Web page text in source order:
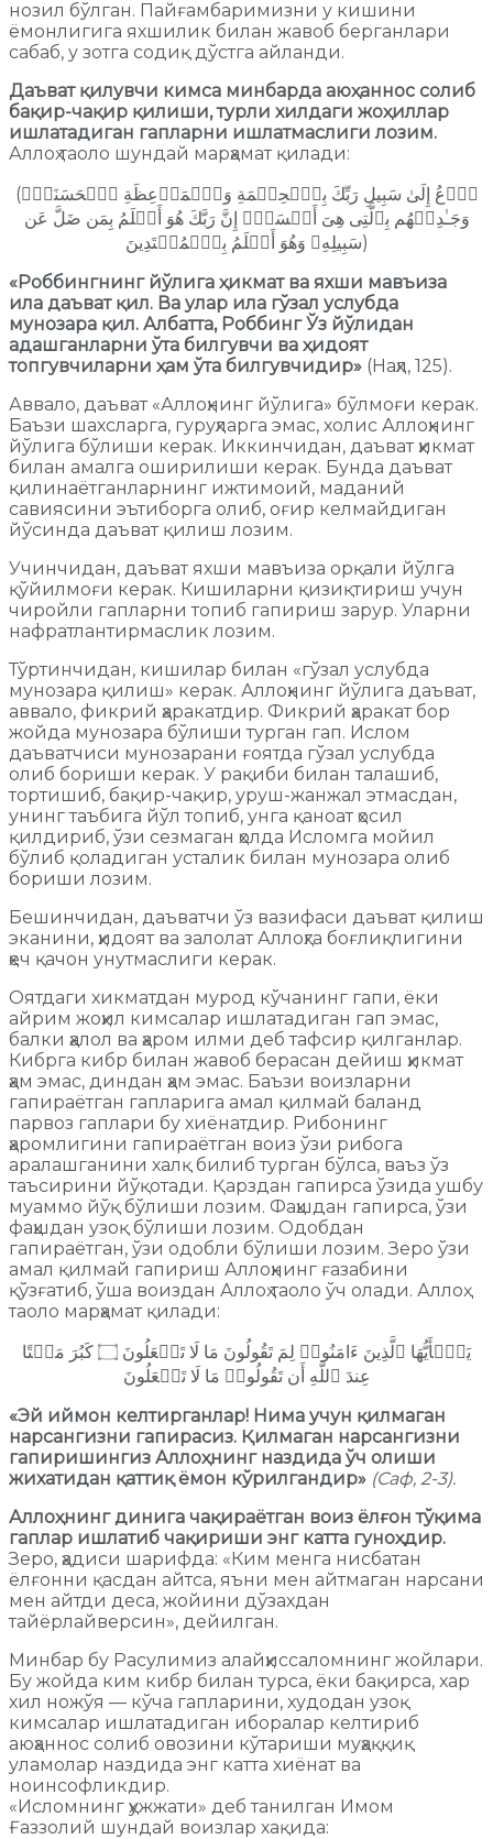
нозил бўлган. Пайғамбаримизни у кишини
ёмонлигига яхшилик билан жавоб берганлари
сабаб, у зотга содиқ дўстга айланди.
Даъват қилувчи кимса минбарда аюҳаннос солиб
бақир-чақир қилиши, турли хилдаги жоҳиллар
ишлатадиган гапларни ишлатмаслиги лозим.
Аллоҳ таоло шундай марҳамат қилади:
(ٱدۡعُ إِلَىٰ سَبِیلِ رَبِّكَ بِٱلۡحِكۡمَةِ وَٱلۡمَوۡعِظَةِ ٱلۡحَسَنَةِۖ
وَجَـٰدِلۡهُم بِٱلَّتِی هِیَ أَحۡسَنُۚ إِنَّ رَبَّكَ هُوَ أَعۡلَمُ بِمَن ضَلَّ عَن
سَبِیلِهِۦ وَهُوَ أَعۡلَمُ بِٱلۡمُهۡتَدِینَ)
«Роббингнинг йўлига ҳикмат ва яхши мавъиза
ила даъват қил. Ва улар ила гўзал услубда
мунозара қил. Албатта, Роббинг Ўз йўлидан
адашганларни ўта билгувчи ва ҳидоят
топгувчиларни ҳам ўта билгувчидир» (Наҳл, 125).
Аввало, даъват «Аллоҳнинг йўлига» бўлмоғи керак.
Баъзи шахсларга, гуруҳларга эмас, холис Аллоҳнинг
йўлига бўлиши керак. Иккинчидан, даъват ҳикмат
билан амалга оширилиши керак. Бунда даъват
қилинаётганларнинг ижтимоий, маданий
савиясини эътиборга олиб, оғир келмайдиган
йўсинда даъват қилиш лозим.
Учинчидан, даъват яхши мавъиза орқали йўлга
қўйилмоғи керак. Кишиларни қизиқтириш учун
чиройли гапларни топиб гапириш зарур. Уларни
нафратлантирмаслик лозим.
Тўртинчидан, кишилар билан «гўзал услубда
мунозара қилиш» керак. Аллоҳнинг йўлига даъват,
аввало, фикрий ҳаракатдир. Фикрий ҳаракат бор
жойда мунозара бўлиши турган гап. Ислом
даъватчиси мунозарани ғоятда гўзал услубда
олиб бориши керак. У рақиби билан талашиб,
тортишиб, бақир-чақир, уруш-жанжал этмасдан,
унинг таъбига йўл топиб, унга қаноат ҳосил
қилдириб, ўзи сезмаган ҳолда Исломга мойил
бўлиб қоладиган усталик билан мунозара олиб
бориши лозим.
Бешинчидан, даъватчи ўз вазифаси даъват қилиш
эканини, ҳидоят ва залолат Аллоҳга боғлиқлигини
ҳеч қачон унутмаслиги керак.
Оятдаги хикматдан мурод кўчанинг гапи, ёки
айрим жоҳил кимсалар ишлатадиган гап эмас,
балки ҳалол ва ҳаром илми деб тафсир қилганлар.
Кибрга кибр билан жавоб берасан дейиш ҳикмат
ҳам эмас, диндан ҳам эмас. Баъзи воизларни
гапираётган гапларига амал қилмай баланд
парвоз гаплари бу хиёнатдир. Рибонинг
ҳаромлигини гапираётган воиз ўзи рибога
аралашганини халқ билиб турган бўлса, ваъз ўз
таъсирини йўқотади. Қарздан гапирса ўзида ушбу
муаммо йўқ бўлиши лозим. Фаҳшдан гапирса, ўзи
фаҳшдан узоқ бўлиши лозим. Одобдан
гапираётган, ўзи одобли бўлиши лозим. Зеро ўзи
амал қилмай гапириш Аллоҳнинг ғазабини
қўзғатиб, ўша воиздан Аллоҳ таоло ўч олади. Аллоҳ
таоло марҳамат қилади:
یَـٰۤأَیُّهَا ٱلَّذِینَ ءَامَنُوا۟ لِمَ تَقُولُونَ مَا لَا تَفۡعَلُونَ ۝ كَبُرَ مَقۡتًا
عِندَ ٱللَّهِ أَن تَقُولُوا۟ مَا لَا تَفۡعَلُونَ
«Эй иймон келтирганлар! Нима учун қилмаган
нарсангизни гапирасиз. Қилмаган нарсангизни
гапиришингиз Аллоҳнинг наздида ўч олиши
жихатидан қаттиқ ёмон кўрилгандир» (Саф, 2-3).
Аллоҳнинг динига чақираётган воиз ёлғон тўқима
гаплар ишлатиб чақириши энг катта гуноҳдир.
Зеро, ҳадиси шарифда: «Ким менга нисбатан
ёлғонни қасдан айтса, яъни мен айтмаган нарсани
мен айтди деса, жойини дўзахдан
тайёрлайверсин», дейилган.
Минбар бу Расулимиз алайҳиссаломнинг жойлари.
Бу жойда ким кибр билан турса, ёки бақирса, хар
хил ножўя — кўча гапларини, худодан узоқ
кимсалар ишлатадиган иборалар келтириб
аюҳаннос солиб овозини кўтариши муҳаққиқ
уламолар наздида энг катта хиёнат ва
ноинсофликдир.
«Исломнинг ҳужжати» деб танилган Имом
Ғаззолий шундай воизлар хақида: